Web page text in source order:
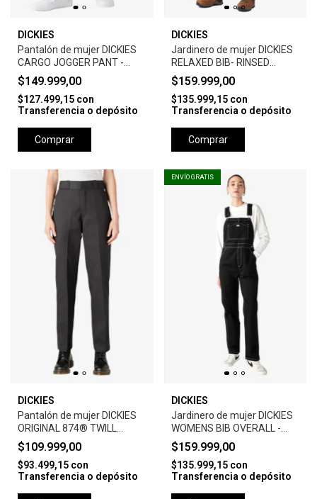
DICKIES
Pantalón de mujer DICKIES
CARGO JOGGER PANT -
BLACK
$149.999,00
$127.499,15 con
Transferencia o depósito
Comprar
DICKIES
Jardinero de mujer DICKIES
RELAXED BIB- RINSED
MOSS GREEN
$159.999,00
$135.999,15 con
Transferencia o depósito
Comprar
DICKIES
Pantalón de mujer DICKIES
ORIGINAL 874® TWILL
PANT- SLATE
$109.999,00
$93.499,15 con
Transferencia o depósito
ENVÍO GRATIS
DICKIES
Jardinero de mujer DICKIES
WOMENS BIB OVERALL -
BLACK
$159.999,00
$135.999,15 con
Transferencia o depósito